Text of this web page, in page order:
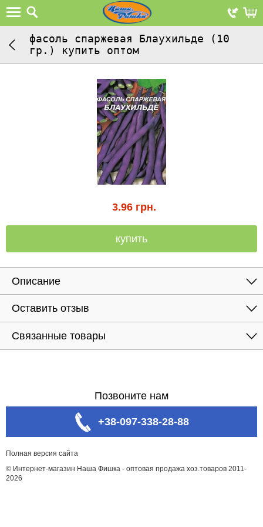
фасоль спаржевая Блаухильде (10
гр.) купить оптом
3.96 грн.
купить
Описание
Оставить отзыв
Связанные товары
Позвоните нам
+38-097-338-28-88
Полная версия сайта
© Интернет-магазин Наша Фишка - оптовая продажа хоз.товаров 2011-
2026